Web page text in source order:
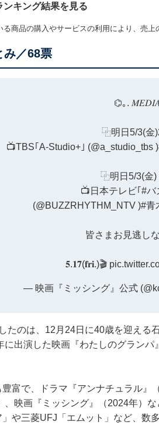
ンキング結果を見る
商品の購入やサービスの利用により、売上
み／68票
⌬｡.
⿻明日5/3(金
📺TBS｢A-Studio+｣ (@a_studio_tbs)
⿻明日5/3(金)
📺日本テレビ｢ #バ
(@BUZZRHYTHM_NTV )#青
皆さまお見逃し
𝟓.𝟏𝟕(𝐟𝐫𝐢.)🎬
— 映画『ミッシング』公式
たのは、12月24日に40歳を迎える
に出演した映画『わたしのグラン
富で、ドラマ『アンナチュラル』
、映画『ミッシング』（2024年）
」や三菱UFJ「エムット」など、